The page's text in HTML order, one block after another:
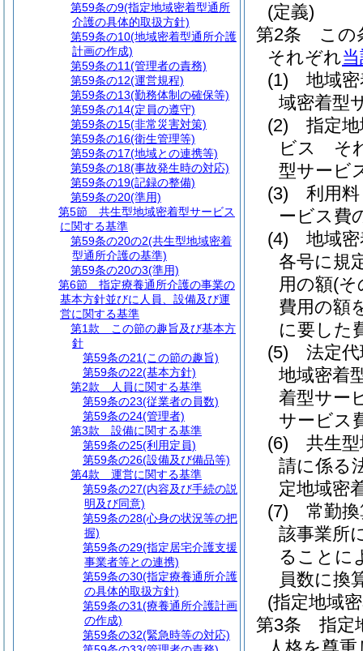
(定義)
第2条
この
それぞれ
(1)
地域
域密着型
(2)
指定
ビス そ
型サービ
(3)
利用
ービス費
(4)
地域
各号に規
用の額(そ
費用の額
に要した
(5)
法定
地域密着
着型サー
サービス
(6)
共生
請に係る
定地域密
(7)
常勤
該事業所
ることに
員数に換
(指定地域
第3条
指定
第59条の9(指定地域密着型通所
介護の具体的取扱方針)
第59条の10(地域密着型通所介護
計画の作成)
第59条の11(管理者の責務)
第59条の12(運営規程)
第59条の13(勤務体制の確保等)
第59条の14(定員の遵守)
第59条の15(非常災害対策)
第59条の16(衛生管理等)
第59条の17(地域との連携等)
第59条の18(事故発生時の対応)
第59条の19(記録の整備)
第59条の20(準用)
第5節
共生型地域密着型サービス
に関する基準
第59条の20の2(共生型地域密着
型通所介護の基準)
第59条の20の3(準用)
第6節
指定療養通所介護の事業の
基本方針並びに人員、設備及び運
営に関する基準
第1款
この節の趣旨及び基本方
針
第59条の21(この節の趣旨)
第59条の22(基本方針)
第2款
人員に関する基準
第59条の23(従業者の員数)
第59条の24(管理者)
第3款
設備に関する基準
第59条の25(利用定員)
第59条の26(設備及び備品等)
第4款
運営に関する基準
第59条の27(内容及び手続の説
明及び同意)
第59条の28(心身の状況等の把
握)
第59条の29(指定居宅介護支援
事業者等との連携)
第59条の30(指定療養通所介護
の具体的取扱方針)
第59条の31(療養通所介護計画
の作成)
第59条の32(緊急時等の対応)